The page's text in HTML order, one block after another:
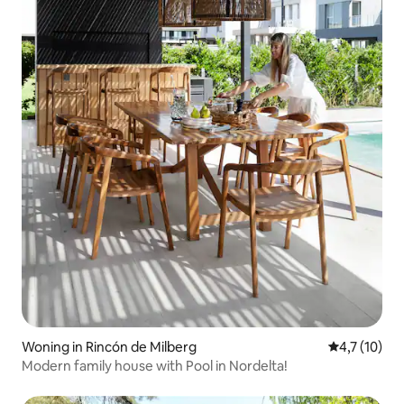
Woning in Rincón de Milberg
4,7 (10)
Modern family house with Pool in Nordelta!